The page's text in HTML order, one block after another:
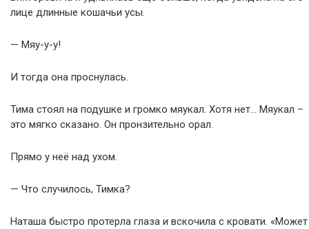
лице длинные кошачьи усы.
— Мяу-у-у!
И тогда она проснулась.
Тима стоял на подушке и громко мяукал. Хотя нет… Мяукал –
это мягко сказано. Он пронзительно орал.
Прямо у неё над ухом.
— Что случилось, Тимка?
Наташа быстро протерла глаза и вскочила с кровати. «Может